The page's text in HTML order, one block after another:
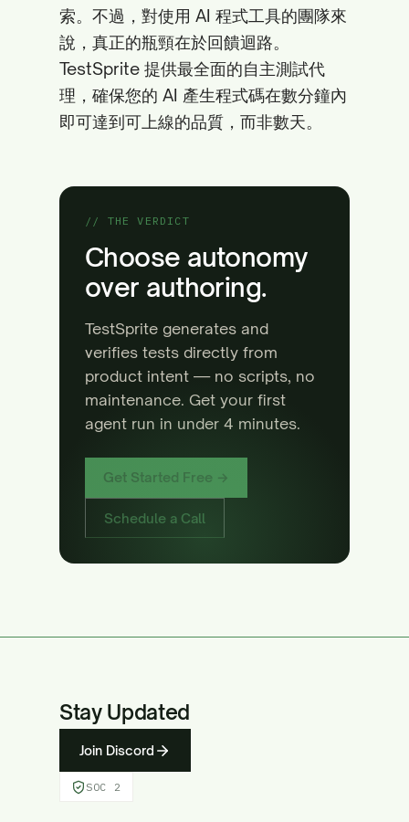
索。不過，對使用 AI 程式工具的團隊來
說，真正的瓶頸在於回饋迴路。
TestSprite 提供最全面的自主測試代
理，確保您的 AI 產生程式碼在數分鐘內
即可達到可上線的品質，而非數天。
// THE VERDICT
Choose autonomy
over authoring.
TestSprite generates and
verifies tests directly from
product intent — no scripts, no
maintenance. Get your first
agent run in under 4 minutes.
Get Started Free →
Schedule a Call
Stay Updated
Join Discord
SOC 2